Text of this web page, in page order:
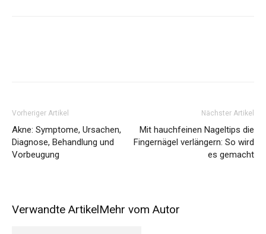
Vorheriger Artikel
Akne: Symptome, Ursachen,
Diagnose, Behandlung und
Vorbeugung
Nächster Artikel
Mit hauchfeinen Nageltips die
Fingernägel verlängern: So wird
es gemacht
Verwandte ArtikelMehr vom Autor